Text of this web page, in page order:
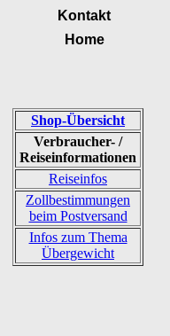
Kontakt
Home
Shop-Übersicht
Verbraucher- /
Reiseinformationen
Reiseinfos
Zollbestimmungen
beim Postversand
Infos zum Thema
Übergewicht